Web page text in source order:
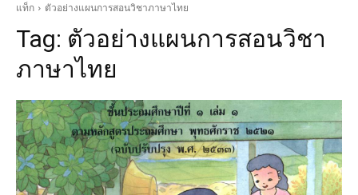
แท็ก ตัวอย่างแผนการสอนวิชาภาษาไทย
Tag: ตัวอย่างแผนการสอนวิชา
ภาษาไทย